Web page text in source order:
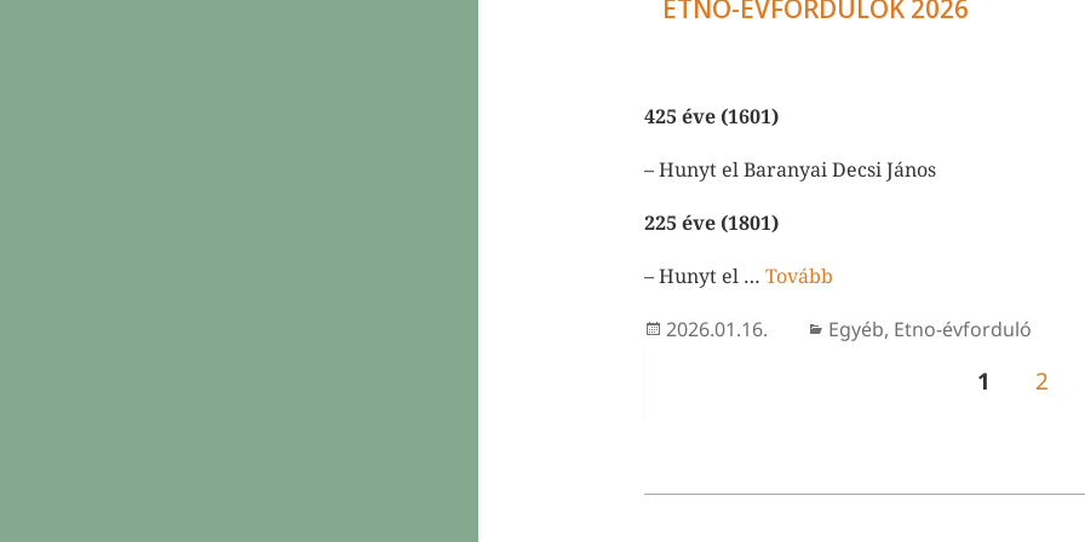
ETNO-ÉVFORDULÓK 2026
425 éve (1601)
– Hunyt el Baranyai Decsi János
225 éve (1801)
– Hunyt el … Tovább
Közzétéve
2026.01.16. Kategória
Egyéb, Etno-évforduló
OLDAL
1 Oldal
2